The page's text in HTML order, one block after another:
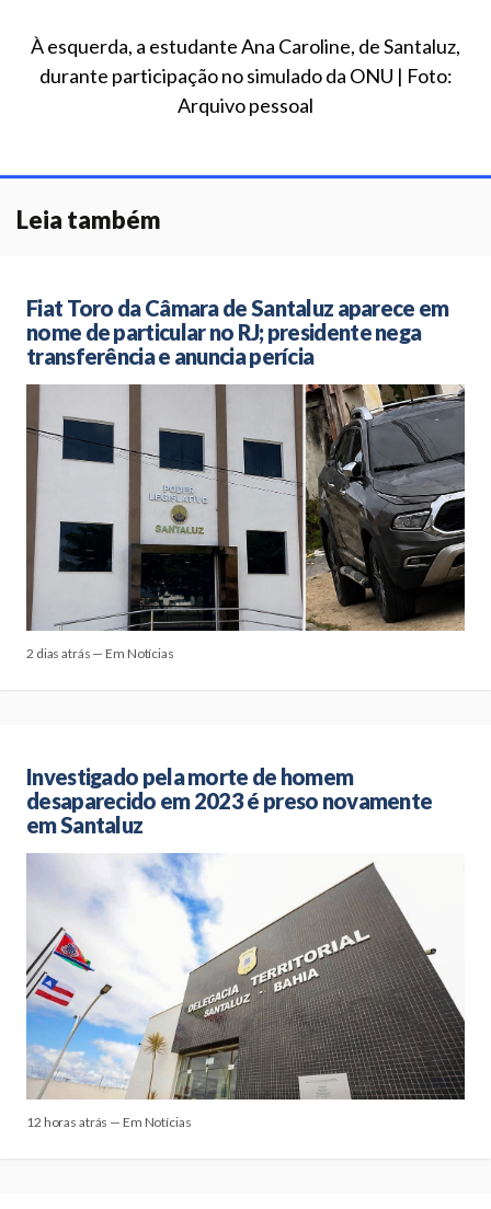
À esquerda, a estudante Ana Caroline, de Santaluz,
durante participação no simulado da ONU | Foto:
Arquivo pessoal
Leia também
Fiat Toro da Câmara de Santaluz aparece em
nome de particular no RJ; presidente nega
transferência e anuncia perícia
2 dias atrás — Em Notícias
Investigado pela morte de homem
desaparecido em 2023 é preso novamente
em Santaluz
12 horas atrás — Em Notícias